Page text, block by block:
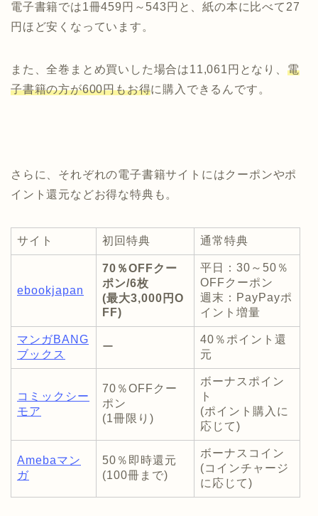
電子書籍では1冊459円～543円と、紙の本に比べて27
円ほど安くなっています。
また、全巻まとめ買いした場合は11,061円となり、 電
子書籍の方が600円もお得に購入できるんです。
さらに、それぞれの電子書籍サイトにはクーポンやポ
イント還元などお得な特典も。
サイト 初回特典 通常特典
ebookjapan
70％OFFクー
ポン/6枚
(最大3,000円O
FF)
平日：30～50％
OFFクーポン
週末：PayPayポ
イント増量
マンガBANG
ブックス
ー
40％ポイント還
元
コミックシー
モア
70％OFFクー
ポン
(1冊限り)
ボーナスポイン
ト
(ポイント購入に
応じて)
Amebaマン
ガ
50％即時還元
(100冊まで)
ボーナスコイン
(コインチャージ
に応じて)